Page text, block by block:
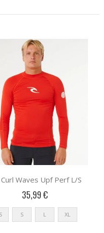
Waves Upf Perf L/S
35,99 €
S L XL